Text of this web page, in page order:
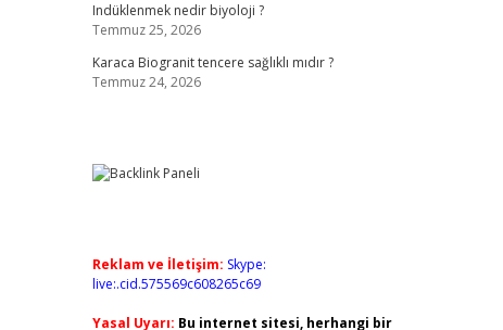
Indüklenmek nedir biyoloji ?
Temmuz 25, 2026
Karaca Biogranit tencere sağlıklı mıdır ?
Temmuz 24, 2026
Reklam ve İletişim: Skype:
live:.cid.575569c608265c69
Yasal Uyarı: Bu internet sitesi, herhangi bir